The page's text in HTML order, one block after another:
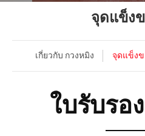
จุดแข็งข
เกี่ยวกับ กวงหมิง จุดแข็งข
ใบรับรอ